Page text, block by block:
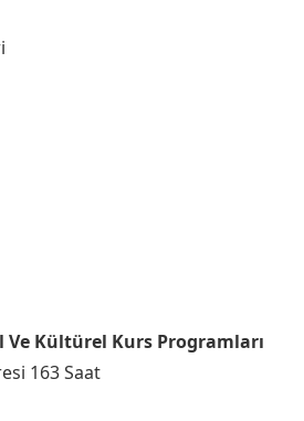
Ve Kültürel Kurs Programları
163 Saat